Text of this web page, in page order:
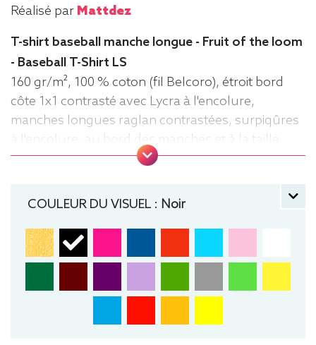
Réalisé par Mattdez
T-shirt baseball manche longue - Fruit of the loom
- Baseball T-Shirt LS
160 gr/m², 100 % coton (fil Belcoro), étroit bord
côte 1x1 contrasté avec Lycra à l'encolure,
manches longues raglan contrastées, surpiqûres
à l'encolure, au bord des manches et à la taille,
matériau tubulaire. Tee baseball, Tee-shirt,
COULEUR DU VISUEL : Noir